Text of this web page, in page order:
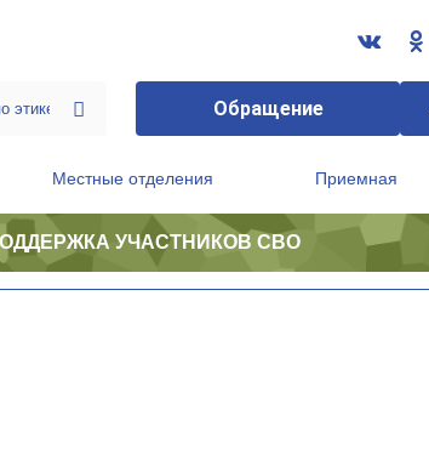
Обращение
Местные отделения Приемная
УЧАСТНИКОВ СВО